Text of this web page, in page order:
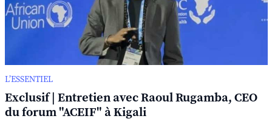
L’ESSENTIEL
Exclusif | Entretien avec Raoul Rugamba, CEO
du forum "ACEIF" à Kigali